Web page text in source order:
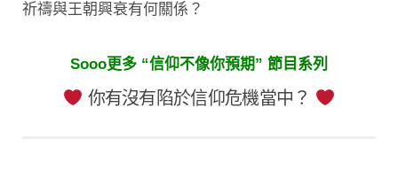
祈禱與王朝興衰有何關係？
Sooo更多 “信仰不像你預期” 節目系列
你有沒有陷於信仰危機當中？